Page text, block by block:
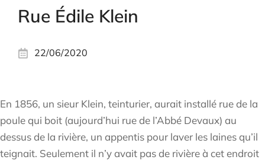
Rue Édile Klein
22/06/2020
En 1856, un sieur Klein, teinturier, aurait installé rue de la
poule qui boit (aujourd’hui rue de l’Abbé Devaux) au
dessus de la rivière, un appentis pour laver les laines qu’il
teignait. Seulement il n’y avait pas de rivière à cet endroit